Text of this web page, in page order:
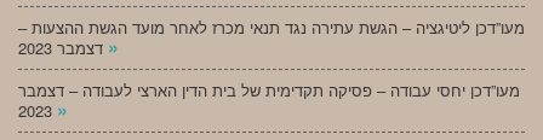
מעו”דכן ליטיגציה – הגשת עתירה נגד תנאי מכרז לאחר מועד הגשת ההצעות –
»
מעו”דכן יחסי עבודה – פסיקה תקדימית של בית הדין הארצי לעבודה – דצמבר
»